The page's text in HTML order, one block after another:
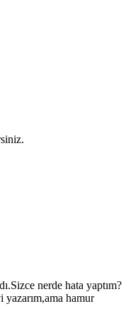
nerde hata yaptım?
yazarım,ama hamur